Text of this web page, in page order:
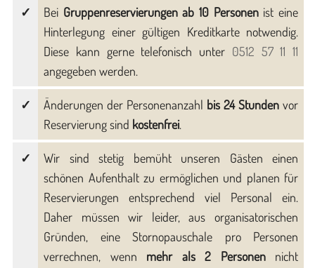
Bei Gruppenreservierungen ab 10 Personenist eine
Hinterlegung einer gültigen Kreditkarte notwendig.
Diese kann gerne telefonisch unter 0512 57 11 11
angegeben werden.
Änderungen der Personenanzahl bis 24 Stunden vor
Reservierung sind kostenfrei.
Wir sind stetig bemüht unseren Gästen einen
schönen Aufenthalt zu ermöglichen und planen für
Reservierungen entsprechend viel Personal ein.
Daher müssen wir leider, aus organisatorischen
Gründen, eine Stornopauschale pro Personen
verrechnen, wenn mehr als 2 Personennicht